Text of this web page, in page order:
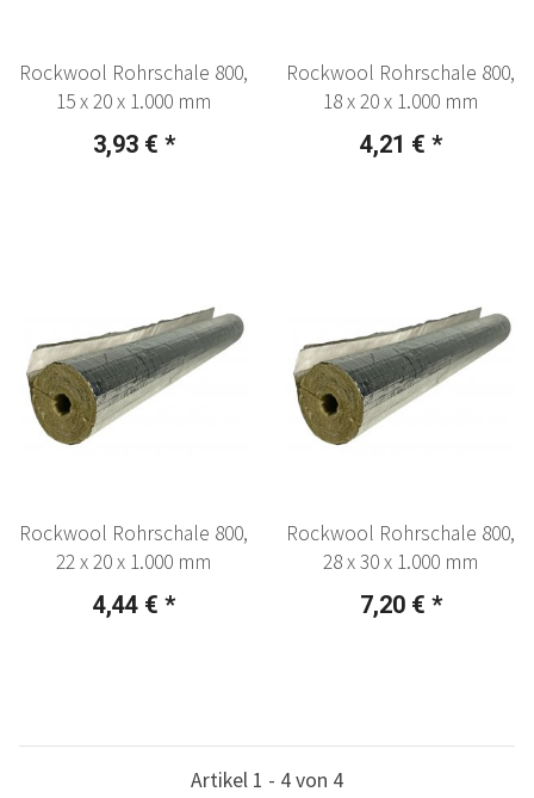
Rockwool Rohrschale 800,
15 x 20 x 1.000 mm
3,93 € *
Rockwool Rohrschale 800,
18 x 20 x 1.000 mm
4,21 € *
Rockwool Rohrschale 800,
22 x 20 x 1.000 mm
4,44 € *
Rockwool Rohrschale 800,
28 x 30 x 1.000 mm
7,20 € *
Artikel 1 - 4 von 4